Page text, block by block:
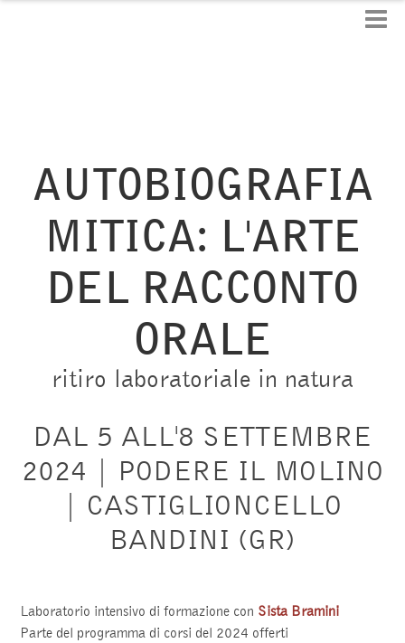
AUTOBIOGRAFIA
MITICA: L'ARTE
DEL RACCONTO
ORALE
ritiro laboratoriale in natura
DAL 5 ALL'8 SETTEMBRE
2024 | PODERE IL MOLINO
| CASTIGLIONCELLO
BANDINI (GR)
Laboratorio intensivo di formazione con Sista Bramini
Parte del programma di corsi del 2024 offerti